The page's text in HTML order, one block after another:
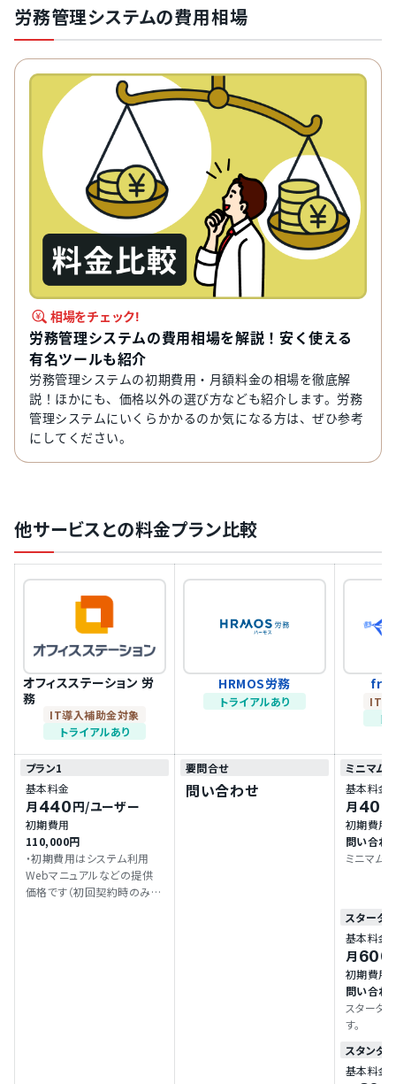
労務管理システムの費用相場
相場をチェック!
労務管理システムの費用相場を解説！安く使える
有名ツールも紹介
労務管理システムの初期費用・月額料金の相場を徹底解
説！ほかにも、価格以外の選び方なども紹介します。労務
管理システムにいくらかかるのか気になる方は、ぜひ参考
にしてください。
他サービスとの料金プラン比較
オフィスステーション 労
務
IT導入補助金対象
トライアルあり
HRMOS労務
トライアルあり
IT導
ト
プラン1
基本料金
月 440円/ユーザー
初期費用
110,000円
・初期費用はシステム利用
Webマニュアルなどの提供
価格です（初回契約時のみ）。
要問合せ
問い合わせ
ミニマム
基本料金
月 400
初期費用
問い合わ
ミニマム
スタータ
基本料金
月 600
初期費用
問い合わ
スタータ
す。
スタンダ
基本料金